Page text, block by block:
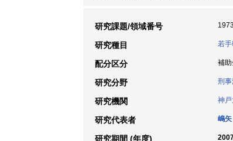
研究課題/領域番号
研究種目 若
配分区分 補
研究分野 刑
研究機関 神
研究代表者 嶋矢
研究期間 (年度)